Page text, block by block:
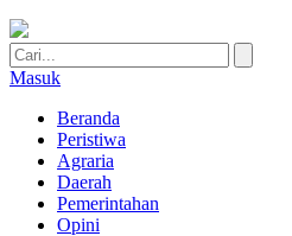
Masuk
Beranda
Peristiwa
Agraria
Daerah
Pemerintahan
Opini